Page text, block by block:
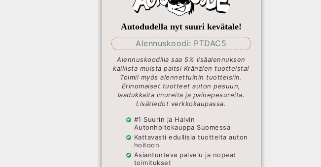
Autodudella nyt suuri kevätale!
Alennuskoodi: PTDAC5
Alennuskoodilla saa 5% lisäalennuksen
kaikista muista paitsi Kränzlen tuotteista!
Toimii myös alennettuihin tuotteisiin.
Erinomaiset tuotteet auton pesuun,
laadukkaita imureita ja painepesureita.
Lisätiedot verkkokaupassa.
#1 Suurin ja Halvin
Autonhoitokauppa Suomessa
Kattavasti edullisia tuotteita auton
hoitoon
Asiantunteva palvelu ja nopeat
toimitukset